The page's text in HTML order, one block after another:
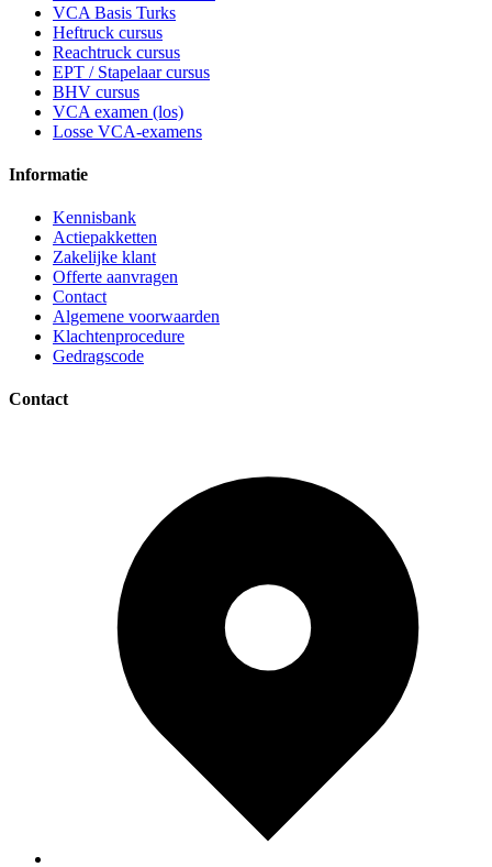
VCA Basis Turks
Heftruck cursus
Reachtruck cursus
EPT / Stapelaar cursus
BHV cursus
VCA examen (los)
Losse VCA-examens
Informatie
Kennisbank
Actiepakketten
Zakelijke klant
Offerte aanvragen
Contact
Algemene voorwaarden
Klachtenprocedure
Gedragscode
Contact